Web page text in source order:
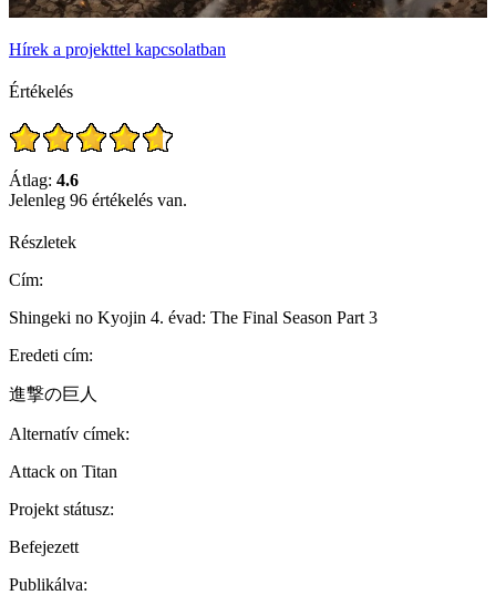
Hírek a projekttel kapcsolatban
Értékelés
Átlag: 4.6
Jelenleg 96 értékelés van.
Részletek
Cím:
Shingeki no Kyojin 4. évad: The Final Season Part 3
Eredeti cím:
進撃の巨人
Alternatív címek:
Attack on Titan
Projekt státusz:
Befejezett
Publikálva: